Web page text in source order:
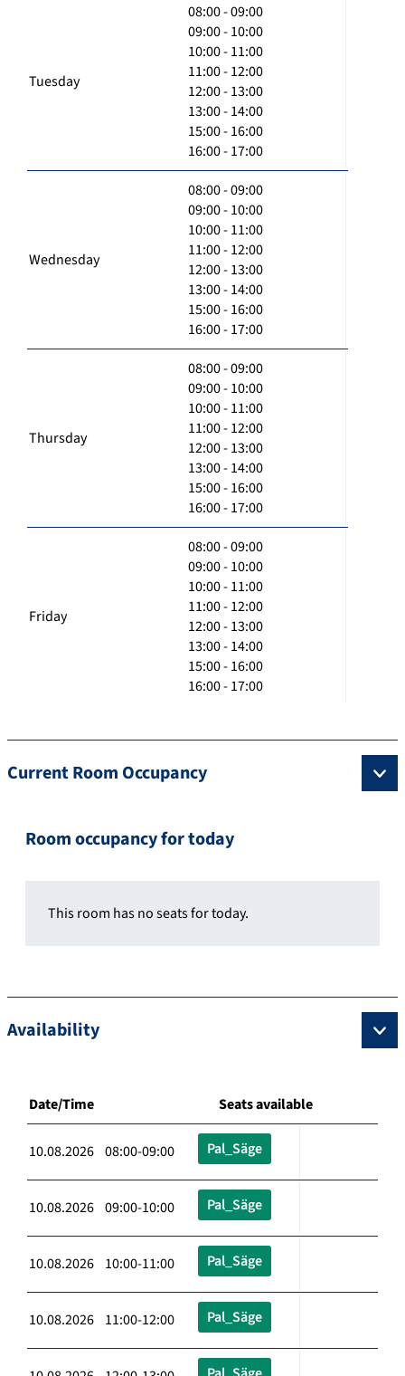
Tuesday
08:00 - 09:00
09:00 - 10:00
10:00 - 11:00
11:00 - 12:00
12:00 - 13:00
13:00 - 14:00
15:00 - 16:00
16:00 - 17:00
Wednesday
08:00 - 09:00
09:00 - 10:00
10:00 - 11:00
11:00 - 12:00
12:00 - 13:00
13:00 - 14:00
15:00 - 16:00
16:00 - 17:00
Thursday
08:00 - 09:00
09:00 - 10:00
10:00 - 11:00
11:00 - 12:00
12:00 - 13:00
13:00 - 14:00
15:00 - 16:00
16:00 - 17:00
Friday
08:00 - 09:00
09:00 - 10:00
10:00 - 11:00
11:00 - 12:00
12:00 - 13:00
13:00 - 14:00
15:00 - 16:00
16:00 - 17:00
Current Room Occupancy
Room occupancy for today
This room has no seats for today.
Availability
Date/Time Seats available
10.08.2026 08:00-09:00 Pal_Säge
10.08.2026 09:00-10:00 Pal_Säge
10.08.2026 10:00-11:00 Pal_Säge
10.08.2026 11:00-12:00 Pal_Säge